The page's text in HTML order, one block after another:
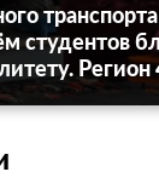
студентов
Регион